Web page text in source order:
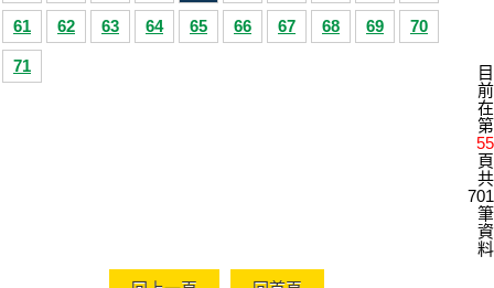
61 62 63 64 65 66 67 68 69 70
71
目
前
在
第
55
頁
共
701
筆
資
料